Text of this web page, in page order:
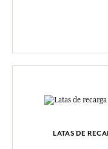
LATAS DE